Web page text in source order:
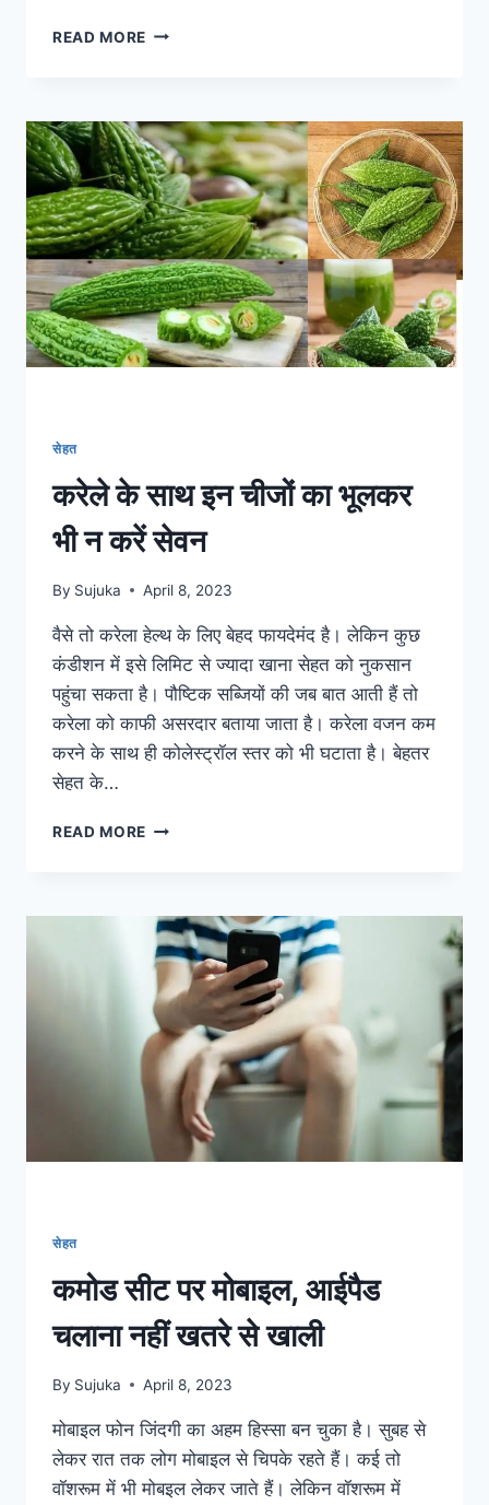
READ MORE माचिस
कान
साफ
करना
खतरनाक,
तेल
डालने
से
पर्दा
फट
सकता
है
सेहत
करेले के साथ इन चीजों का भूलकर
भी न करें सेवन
By Sujuka April 8, 2023
वैसे तो करेला हेल्थ के लिए बेहद फायदेमंद है। लेकिन कुछ
कंडीशन में इसे लिमिट से ज्यादा खाना सेहत को नुकसान
पहुंचा सकता है। पौष्टिक सब्जियों की जब बात आती हैं तो
करेला को काफी असरदार बताया जाता है। करेला वजन कम
करने के साथ ही कोलेस्ट्रॉल स्तर को भी घटाता है। बेहतर
सेहत के…
READ MORE करेले
चीजों
का
भूलकर
न
करें
सेवन
सेहत
कमोड सीट पर मोबाइल, आईपैड
चलाना नहीं खतरे से खाली
By Sujuka April 8, 2023
मोबाइल फोन जिंदगी का अहम हिस्सा बन चुका है। सुबह से
लेकर रात तक लोग मोबाइल से चिपके रहते हैं। कई तो
वॉशरूम में भी मोबइल लेकर जाते हैं। लेकिन वॉशरूम में